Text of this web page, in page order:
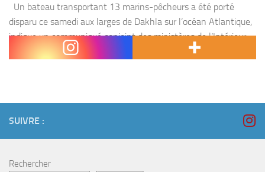
Un bateau transportant 13 marins-pêcheurs a été porté
disparu ce samedi aux larges de Dakhla sur l’océan Atlantique,
indique un communiqué conjoint des ministères de l’Intérieur
et de la Pêche, repris par la...
SUIVRE :
Rechercher